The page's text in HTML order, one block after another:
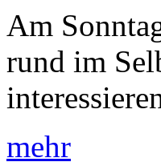
Am
rund im
mehr